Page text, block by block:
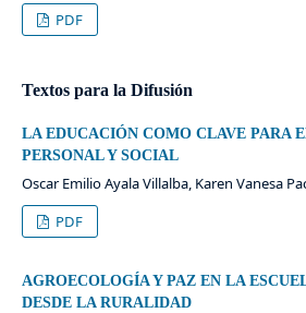
PDF
Textos para la Difusión
LA EDUCACIÓN COMO CLAVE PARA
PERSONAL Y SOCIAL
Oscar Emilio Ayala Villalba, Karen Vanesa
PDF
AGROECOLOGÍA Y PAZ EN LA
DESDE LA RURALIDAD